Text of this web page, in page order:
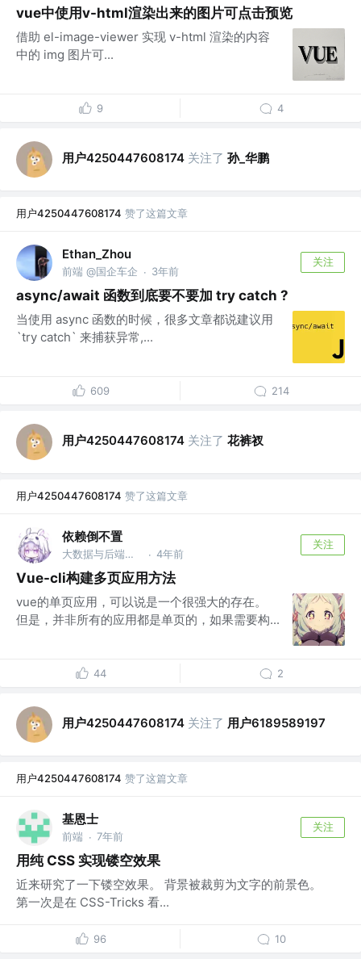
vue中使用v-html渲染出来的图片可点击预览
借助 el-image-viewer 实现 v-html 渲染的内容
中的 img 图片可...
9 4
用户4250447608174 关注了 孙_华鹏
用户4250447608174 赞了这篇文章
Ethan_Zhou
前端 @国企车企 · 3年前
关注
async/await 函数到底要不要加 try catch ?
当使用 async 函数的时候，很多文章都说建议用
`try catch` 来捕获异常,...
609 214
用户4250447608174 关注了 花裤衩
用户4250447608174 赞了这篇文章
依赖倒不置
大数据与后端开发 @湖北珞珈实验室 · 4年前
关注
Vue-cli构建多页应用方法
vue的单页应用，可以说是一个很强大的存在。
但是，并非所有的应用都是单页的，如果需要构...
44 2
用户4250447608174 关注了 用户6189589197
用户4250447608174 赞了这篇文章
基恩士
前端 · 7年前
关注
用纯 CSS 实现镂空效果
近来研究了一下镂空效果。 背景被裁剪为文字的前景色。
第一次是在 CSS-Tricks 看...
96 10